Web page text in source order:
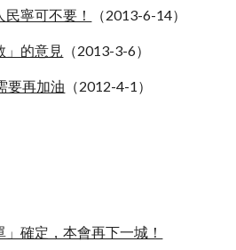
寧可不要！ （2013-6-14）
」的意見 （2013-3-6）
要再加油 （2012-4-1）
」確定，本會再下一城！